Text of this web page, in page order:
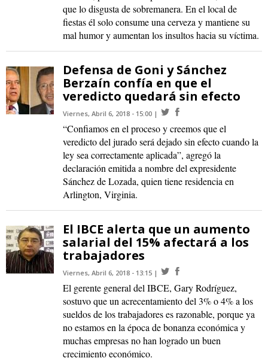
que lo disgusta de sobremanera. En el local de
fiestas él solo consume una cerveza y mantiene su
mal humor y aumentan los insultos hacia su víctima.
Defensa de Goni y Sánchez
Berzaín confía en que el
veredicto quedará sin efecto
Viernes, Abril 6, 2018 - 15:00
“Confiamos en el proceso y creemos que el
veredicto del jurado será dejado sin efecto cuando la
ley sea correctamente aplicada”, agregó la
declaración emitida a nombre del expresidente
Sánchez de Lozada, quien tiene residencia en
Arlington, Virginia.
El IBCE alerta que un aumento
salarial del 15% afectará a los
trabajadores
Viernes, Abril 6, 2018 - 13:15
El gerente general del IBCE, Gary Rodríguez,
sostuvo que un acrecentamiento del 3% o 4% a los
sueldos de los trabajadores es razonable, porque ya
no estamos en la época de bonanza económica y
muchas empresas no han logrado un buen
crecimiento económico.